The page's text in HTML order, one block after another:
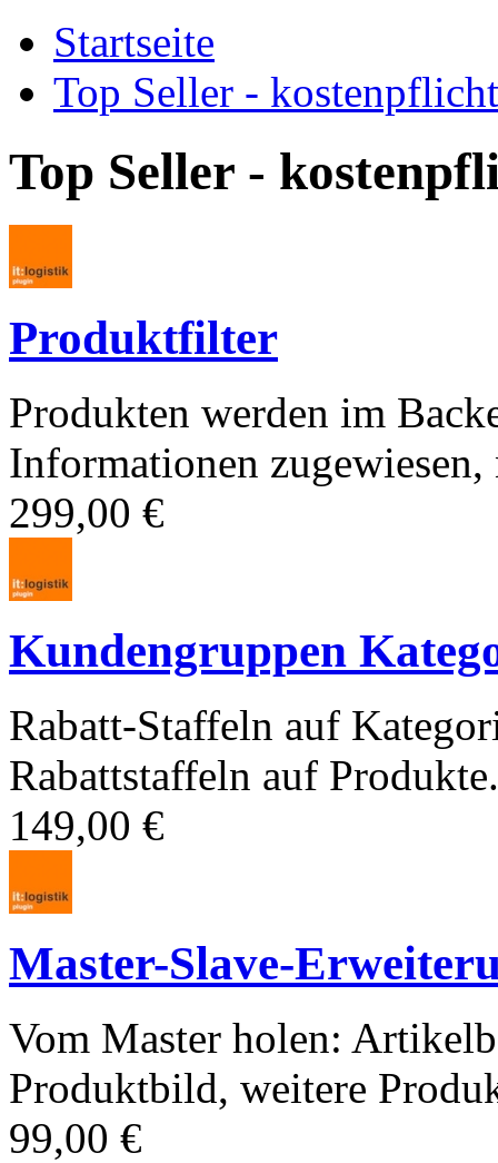
Startseite
Top Seller -
Top Seller -
Produktfilter
Produkten werden im
Informationen zugewiesen,
299,00 €
Kundengruppen
Rabatt-Staffeln auf
Rabattstaffeln auf
149,00 €
Master-Slave-
Vom Master holen:
Produktbild, weitere
99,00 €